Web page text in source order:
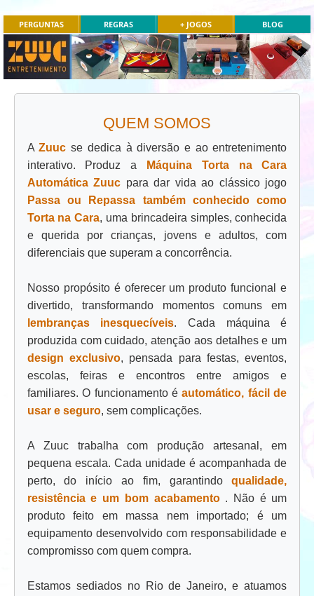
PERGUNTAS REGRAS + JOGOS BLOG
QUEM SOMOS
AZuuc se dedica à diversão e ao entretenimento
interativo. Produz a
Máquina Torta na Cara
Automática Zuuc para dar vida ao clássico jogo
Passa ou Repassa também conhecido como
Torta na Cara, uma brincadeira simples, conhecida
e querida por crianças, jovens e adultos, com
diferenciais que superam a concorrência.
Nosso propósito é oferecer um produto funcional e
divertido, transformando momentos comuns em
lembranças inesquecíveis. Cada máquina é
produzida com cuidado, atenção aos detalhes e um
design exclusivo, pensada para festas, eventos,
escolas, feiras e encontros entre amigos e
familiares. O funcionamento éautomático, fácil de
usar e seguro, sem complicações.
A Zuuc trabalha com produção artesanal, em
pequena escala. Cada unidade é acompanhada de
perto, do início ao fim, garantindoqualidade,
resistência e um bom acabamento . Não é um
produto feito em massa nem importado; é um
equipamento desenvolvido com responsabilidade e
compromisso com quem compra.
Estamos sediados no Rio de Janeiro, e atuamos